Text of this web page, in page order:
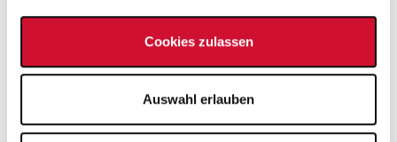
Cookies zulassen
Auswahl erlauben
Einrichtungen des Gesundheitswesens
Arbeitgeber
AWO Kreisverband Mittelfranken-Süd e.V.